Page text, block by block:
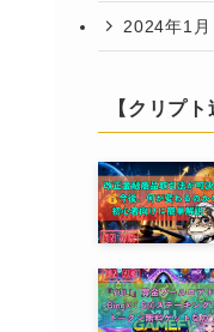
2024年1月
【クリプ